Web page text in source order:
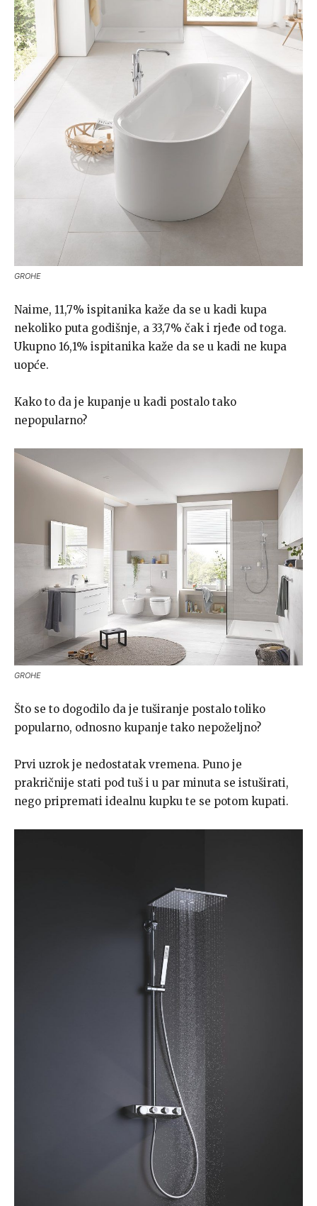
GROHE
Naime, 11,7% ispitanika kaže da se u kadi kupa
nekoliko puta godišnje, a 33,7% čak i rjeđe od toga.
Ukupno 16,1% ispitanika kaže da se u kadi ne kupa
uopće.
Kako to da je kupanje u kadi postalo tako
nepopularno?
GROHE
Što se to dogodilo da je tuširanje postalo toliko
popularno, odnosno kupanje tako nepoželjno?
Prvi uzrok je nedostatak vremena. Puno je
prakričnije stati pod tuš i u par minuta se istuširati,
nego pripremati idealnu kupku te se potom kupati.